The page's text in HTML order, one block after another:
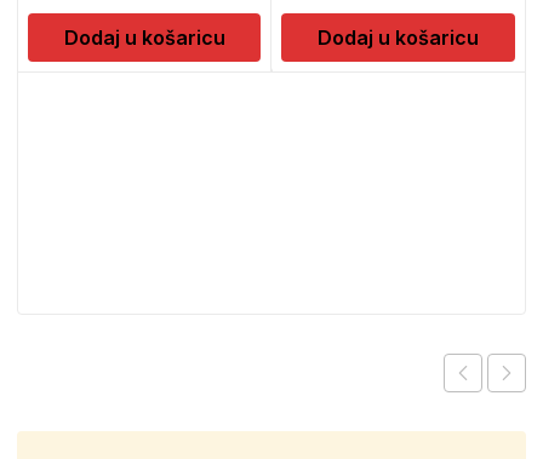
Dodaj u košaricu Dodaj u košaricu